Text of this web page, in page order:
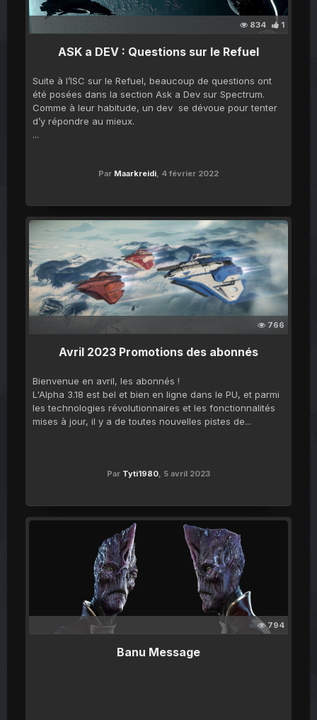
834 1
ASK a DEV : Questions sur le Refuel
Suite à l’ISC sur le Refuel, beaucoup de questions ont
été posées dans la section Ask a Dev sur Spectrum.
Comme à leur habitude, un dev se dévoue pour tenter
d’y répondre au mieux.
...
Par Maarkreidi, 4 février 2022
766
Avril 2023 Promotions des abonnés
Bienvenue en avril, les abonnés !
L'Alpha 3.18 est bel et bien en ligne dans le PU, et parmi
les technologies révolutionnaires et les fonctionnalités
mises à jour, il y a de toutes nouvelles pistes de...
Par Tyti1980, 5 avril 2023
794
Banu Message